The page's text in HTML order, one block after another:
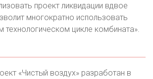
проект ликвидации вдвое
многократно использовать
технологическом цикле комбината».
«Чистый воздух» разработан в